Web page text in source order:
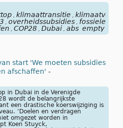
klimaattransitie
overheidssubsidies
fossiele
COP28 Dubai abs_empty
start 'We moeten subsidies
afschaffen' -
in Dubai in de Verenigde
wordt de belangrijkste
een drastische koerswijziging is
‘Doelen en verdragen
omgezet worden in
Koen Stuyck,